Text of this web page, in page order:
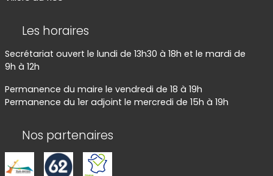
Les horaires
Secrétariat ouvert le lundi de 13h30 à 18h et le mardi de
9h à 12h
Permanence du maire le vendredi de 18 à 19h
Permanence du 1er adjoint le mercredi de 15h à 19h
Nos partenaires